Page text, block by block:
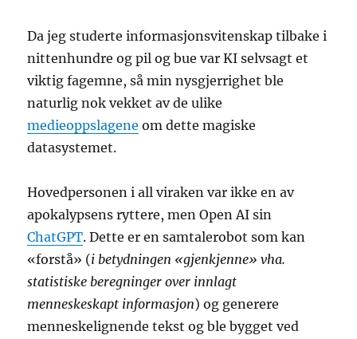
Da jeg studerte informasjonsvitenskap tilbake i
nittenhundre og pil og bue var KI selvsagt et
viktig fagemne, så min nysgjerrighet ble
naturlig nok vekket av de ulike
medieoppslagene om dette magiske
datasystemet.
Hovedpersonen i all viraken var ikke en av
apokalypsens ryttere, men Open AI sin
ChatGPT. Dette er en samtalerobot som kan
«forstå» (i betydningen «gjenkjenne» vha.
statistiske beregninger over innlagt
menneskeskapt informasjon) og generere
menneskelignende tekst og ble bygget ved